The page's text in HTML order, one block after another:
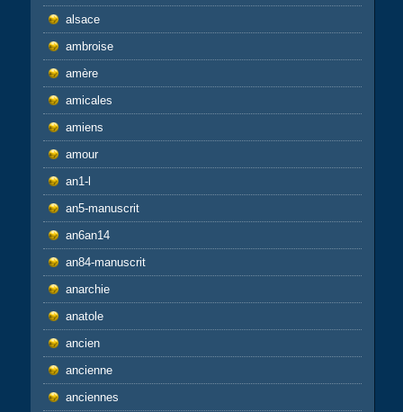
alsace
ambroise
amère
amicales
amiens
amour
an1-l
an5-manuscrit
an6an14
an84-manuscrit
anarchie
anatole
ancien
ancienne
anciennes